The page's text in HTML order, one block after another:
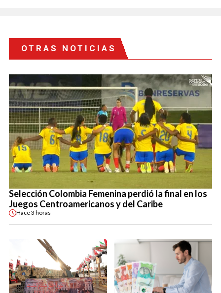
OTRAS NOTICIAS
Selección Colombia Femenina perdió la final en los
Juegos Centroamericanos y del Caribe
Hace3 horas